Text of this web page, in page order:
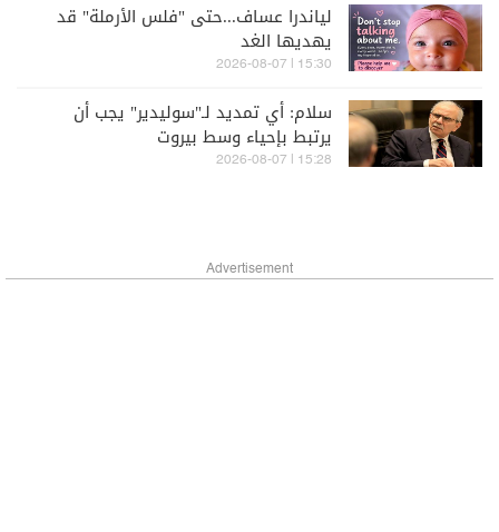
لياندرا عساف...حتى "فلس الأرملة" قد
يهديها الغد
15:30 | 2026-08-07
سلام: أي تمديد لـ"سوليدير" يجب أن
يرتبط بإحياء وسط بيروت
15:28 | 2026-08-07
Advertisement